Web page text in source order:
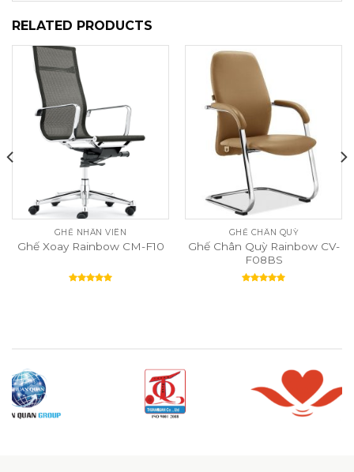
RELATED PRODUCTS
GHẾ NHÂN VIÊN
Ghế Xoay Rainbow CM-F10
GHẾ CHÂN QUỲ
Ghế Chân Quỳ Rainbow CV-
F08BS